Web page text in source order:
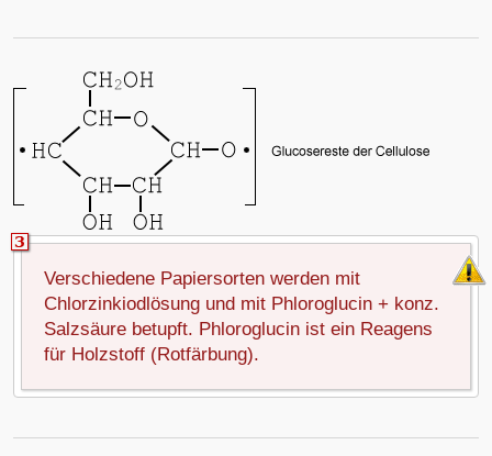
Verschiedene Papiersorten werden mit
Chlorzinkiodlösung und mit Phloroglucin + konz.
Salzsäure betupft. Phloroglucin ist ein Reagens
für Holzstoff (Rotfärbung).